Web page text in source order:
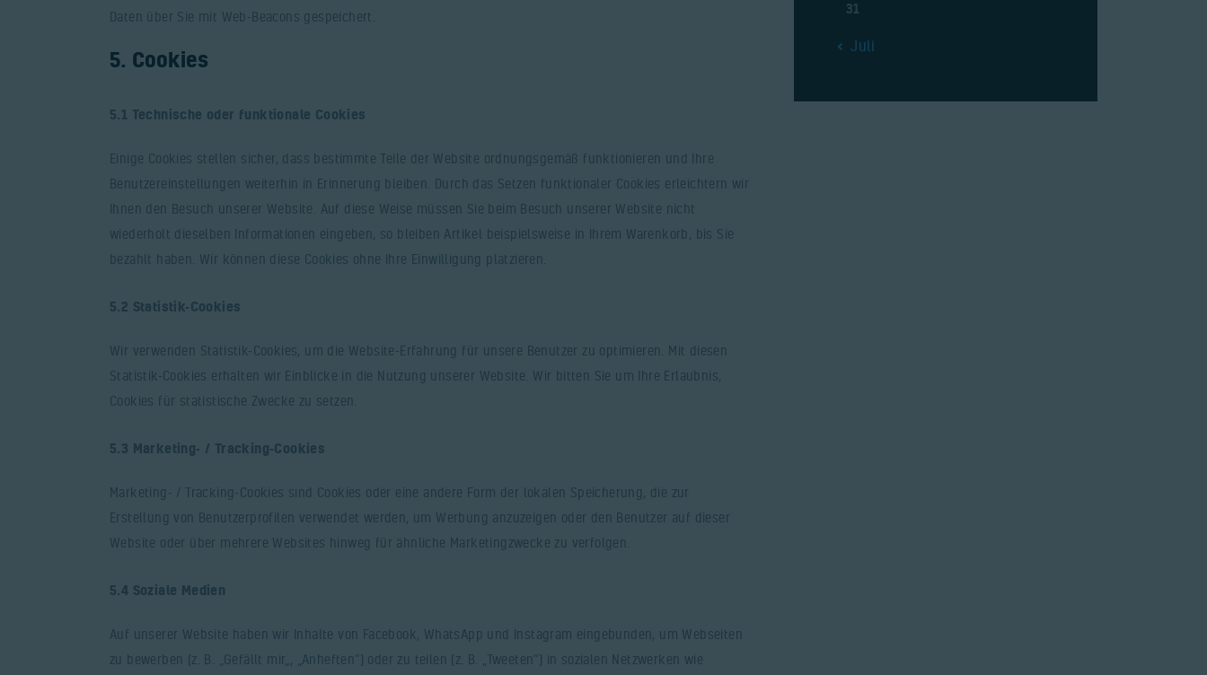
Daten über Sie mit Web-Beacons gespeichert.
5. Cookies
5.1 Technische oder funktionale Cookies
Einige Cookies stellen sicher, dass bestimmte Teile der Website ordnungsgemäß funktionieren und Ihre
Benutzereinstellungen weiterhin in Erinnerung bleiben. Durch das Setzen funktionaler Cookies erleichtern wir
Ihnen den Besuch unserer Website. Auf diese Weise müssen Sie beim Besuch unserer Website nicht
wiederholt dieselben Informationen eingeben, so bleiben Artikel beispielsweise in Ihrem Warenkorb, bis Sie
bezahlt haben. Wir können diese Cookies ohne Ihre Einwilligung platzieren.
5.2 Statistik-Cookies
Wir verwenden Statistik-Cookies, um die Website-Erfahrung für unsere Benutzer zu optimieren. Mit diesen
Statistik-Cookies erhalten wir Einblicke in die Nutzung unserer Website. Wir bitten Sie um Ihre Erlaubnis,
Cookies für statistische Zwecke zu setzen.
5.3 Marketing- / Tracking-Cookies
Marketing- / Tracking-Cookies sind Cookies oder eine andere Form der lokalen Speicherung, die zur
Erstellung von Benutzerprofilen verwendet werden, um Werbung anzuzeigen oder den Benutzer auf dieser
Website oder über mehrere Websites hinweg für ähnliche Marketingzwecke zu verfolgen.
5.4 Soziale Medien
Auf unserer Website haben wir Inhalte von Facebook, WhatsApp und Instagram eingebunden, um Webseiten
zu bewerben (z. B. „Gefällt mir„, „Anheften“) oder zu teilen (z. B. „Tweeten“) in sozialen Netzwerken wie
31
« Juli